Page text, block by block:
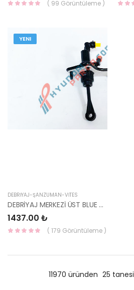
( 99 Görüntüleme )
YENI
DEBRİYAJ-ŞANZUMAN-VİTES
DEBRİYAJ MERKEZİ ÜST BLUE 41610-1R100-TCIC
1437.00 ₺
( 179 Görüntüleme )
11970 üründen 25 tanesi